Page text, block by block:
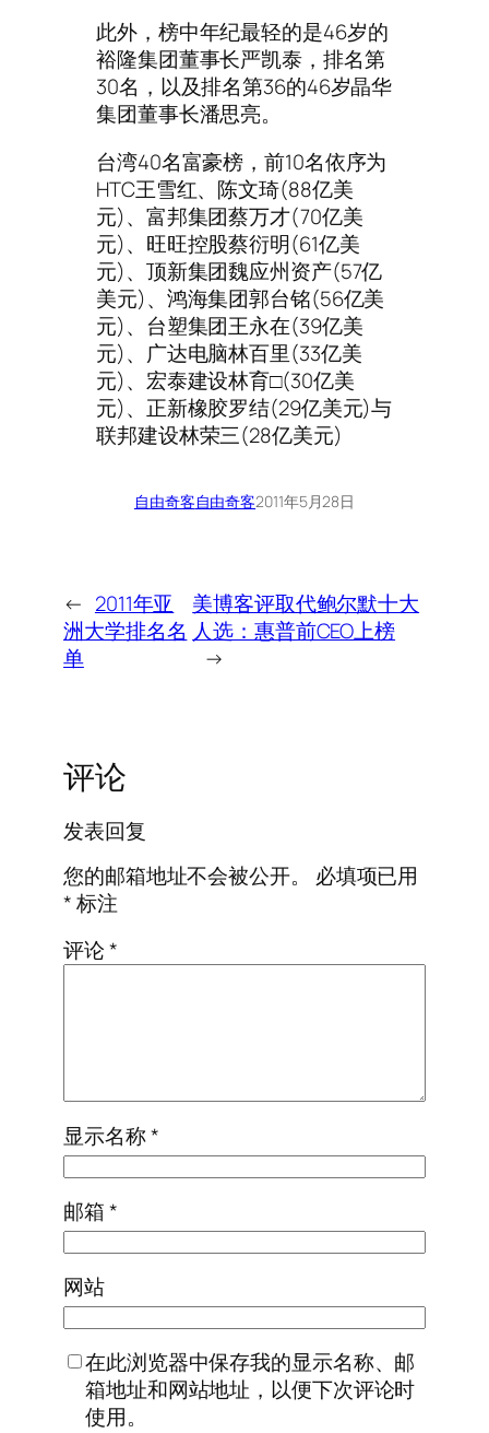
此外，榜中年纪最轻的是46岁的
裕隆集团董事长严凯泰，排名第
30名，以及排名第36的46岁晶华
集团董事长潘思亮。
台湾40名富豪榜，前10名依序为
HTC王雪红、陈文琦(88亿美
元)、富邦集团蔡万才(70亿美
元)、旺旺控股蔡衍明(61亿美
元)、顶新集团魏应州资产(57亿
美元)、鸿海集团郭台铭(56亿美
元)、台塑集团王永在(39亿美
元)、广达电脑林百里(33亿美
元)、宏泰建设林育□(30亿美
元)、正新橡胶罗结(29亿美元)与
联邦建设林荣三(28亿美元)
自由奇客自由奇客2011年5月28日
← 2011年亚
洲大学排名名
单
美博客评取代鲍尔默十大
人选：惠普前CEO上榜
→
评论
发表回复
您的邮箱地址不会被公开。
必填项已用
*标注
评论*
显示名称*
邮箱*
网站
在此浏览器中保存我的显示名称、邮
箱地址和网站地址，以便下次评论时
使用。